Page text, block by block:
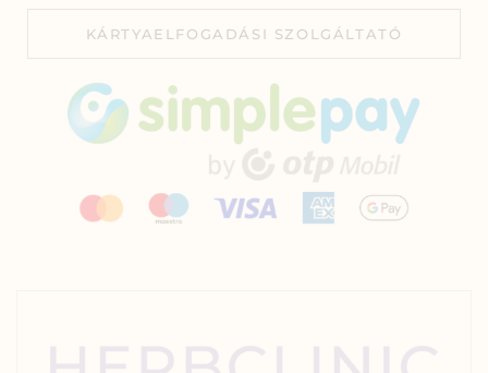
KÁRTYAELFOGADÁSI SZOLGÁLTATÓ